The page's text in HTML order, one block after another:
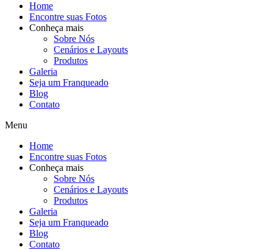
Home
Encontre suas Fotos
Conheça mais
Sobre Nós
Cenários e Layouts
Produtos
Galeria
Seja um Franqueado
Blog
Contato
Menu
Home
Encontre suas Fotos
Conheça mais
Sobre Nós
Cenários e Layouts
Produtos
Galeria
Seja um Franqueado
Blog
Contato